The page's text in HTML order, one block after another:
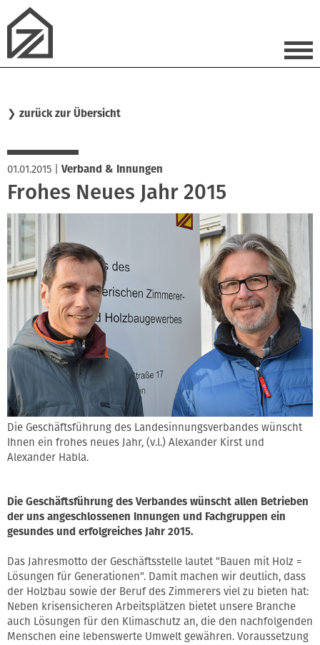
❯ zurück zur Übersicht
01.01.2015 Verband & Innungen
Frohes Neues Jahr 2015
Die Geschäftsführung des Landesinnungsverbandes wünscht
Ihnen ein frohes neues Jahr, (v.l.) Alexander Kirst und
Alexander Habla.
Die Geschäftsführung des Verbandes wünscht allen Betrieben
der uns angeschlossenen Innungen und Fachgruppen ein
gesundes und erfolgreiches Jahr 2015.
Das Jahresmotto der Geschäftsstelle lautet "Bauen mit Holz =
Lösungen für Generationen". Damit machen wir deutlich, dass
der Holzbau sowie der Beruf des Zimmerers viel zu bieten hat:
Neben krisensicheren Arbeitsplätzen bietet unsere Branche
auch Lösungen für den Klimaschutz an, die den nachfolgenden
Menschen eine lebenswerte Umwelt gewähren. Voraussetzung